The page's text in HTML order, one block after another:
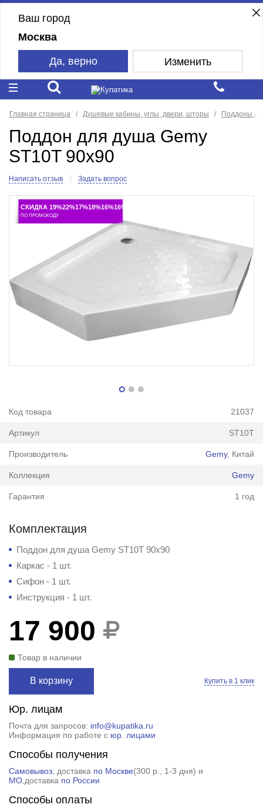
Ваш город
Москва
Да, верно Изменить
Главная страница Душевые кабины, углы, двери, шторы Поддоны
Поддон для душа Gemy
ST10T 90x90
Написать отзыв Задать вопрос
СКИДКА 19%22%17%18%16%16%
ПО ПРОМОКОДУ
Код товара 21037
Артикул ST10T
Производитель Gemy, Китай
Коллекция Gemy
Гарантия 1 год
Комплектация
Поддон для душа Gemy ST10T 90x90
Каркас - 1 шт.
Сифон - 1 шт.
Инструкция - 1 шт.
17 900
Товар в наличии
В корзину Купить в 1 клик
Юр. лицам
Почта для запросов: info@kupatika.ru
Информация по работе с юр. лицами
Способы получения
Самовывоз, доставка по Москве(300 р.
, 1-3 дня) и
МО,доставка по России
Способы оплаты